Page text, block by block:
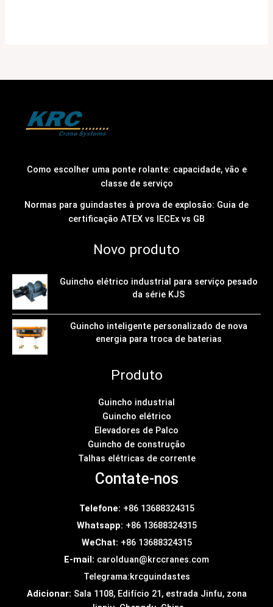
Como escolher uma ponte rolante: capacidade, vão e
classe de serviço
Normas para guindastes à prova de explosão: Guia de
certificação ATEX vs IECEx vs GB
Novo produto
Guincho elétrico industrial para serviço pesado
da série KJS
Guincho inteligente personalizado de nova
energia para troca de baterias
Produto
Guincho industrial
Guincho elétrico
Elevadores de Palco
Guincho de construção
Talhas elétricas de corrente
Contate-nos
Telefone: +86 13688324315
Whatsapp: +86 13688324315
WeChat: +86 13688324315
E-mail: carolduan@krccranes.com
Telegrama:krcguindastes
Adicionar: Sala 1108, Edifício 21, estrada Jinfu, zona